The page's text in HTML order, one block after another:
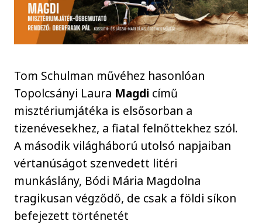
Tom Schulman művéhez hasonlóan
Topolcsányi Laura Magdi című
misztériumjátéka is elsősorban a
tizenévesekhez, a fiatal felnőttekhez szól.
A második világháború utolsó napjaiban
vértanúságot szenvedett litéri
munkáslány, Bódi Mária Magdolna
tragikusan végződő, de csak a földi síkon
befejezett történetét